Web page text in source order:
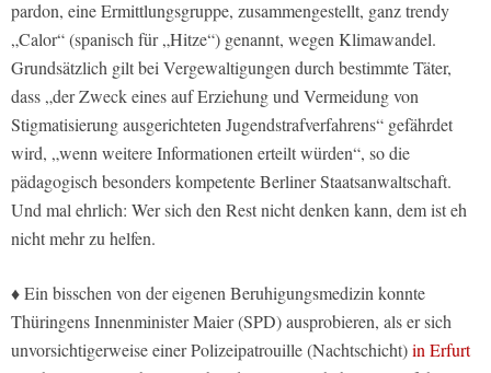
pardon, eine Ermittlungsgruppe, zusammengestellt, ganz trendy
„Calor“ (spanisch für „Hitze“) genannt, wegen Klimawandel.
Grundsätzlich gilt bei Vergewaltigungen durch bestimmte Täter,
dass „der Zweck eines auf Erziehung und Vermeidung von
Stigmatisierung ausgerichteten Jugendstrafverfahrens“ gefährdet
wird, „wenn weitere Informationen erteilt würden“, so die
pädagogisch besonders kompetente Berliner Staatsanwaltschaft.
Und mal ehrlich: Wer sich den Rest nicht denken kann, dem ist eh
nicht mehr zu helfen.
♦ Ein bisschen von der eigenen Beruhigungsmedizin konnte
Thüringens Innenminister Maier (SPD) ausprobieren, als er sich
unvorsichtigerweise einer Polizeipatrouille (Nachtschicht)in Erfurt